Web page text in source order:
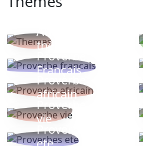
Autres
thèmes
Proverbe
Français
Proverbe
africain
Proverbe
vie
Proverbes